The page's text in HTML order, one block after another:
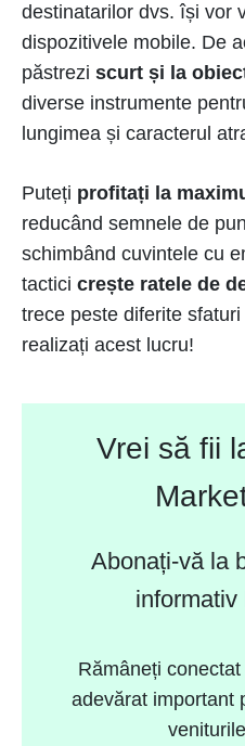
destinatarilor dvs. își vor
dispozitivele mobile. De
păstrezi scurt și la
diverse instrumente
lungimea și caracterul
Puteți profitați la
reducând semnele de
schimbând cuvintele cu
tactici crește ratele de
trece peste diferite
realizați acest lucru!
Vrei să fii
Abonați-vă la
informativ
Rămâneți
adevărat important